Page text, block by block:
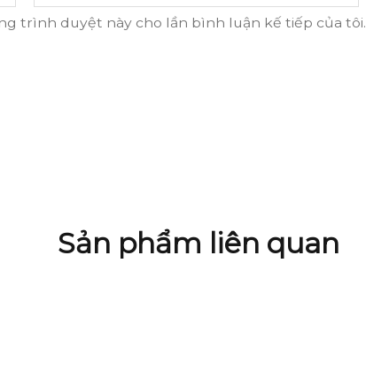
trình duyệt này cho lần bình luận kế tiếp của tôi.
Sản phẩm liên quan